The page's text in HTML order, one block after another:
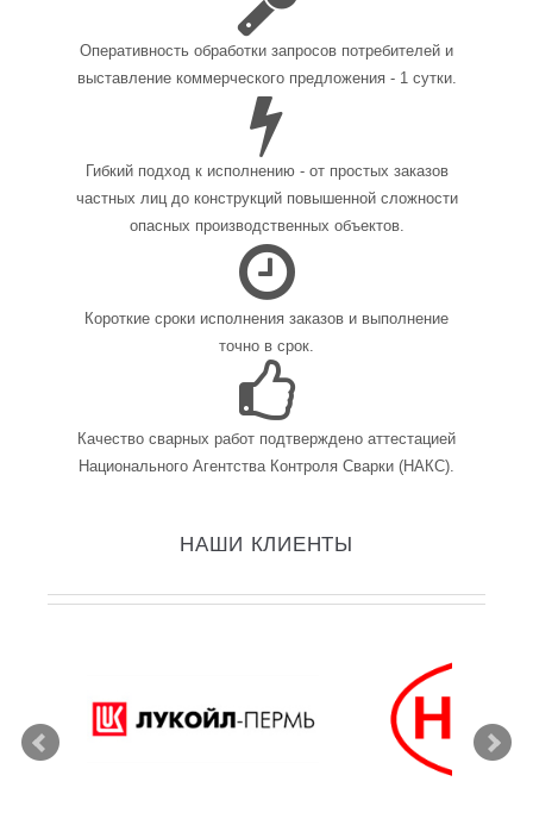
Оперативность обработки запросов потребителей и
выставление коммерческого предложения - 1 сутки.
Гибкий подход к исполнению - от простых заказов
частных лиц до конструкций повышенной сложности
опасных производственных объектов.
Короткие сроки исполнения заказов и выполнение
точно в срок.
Качество сварных работ подтверждено аттестацией
Национального Агентства Контроля Сварки (НАКС).
НАШИ КЛИЕНТЫ